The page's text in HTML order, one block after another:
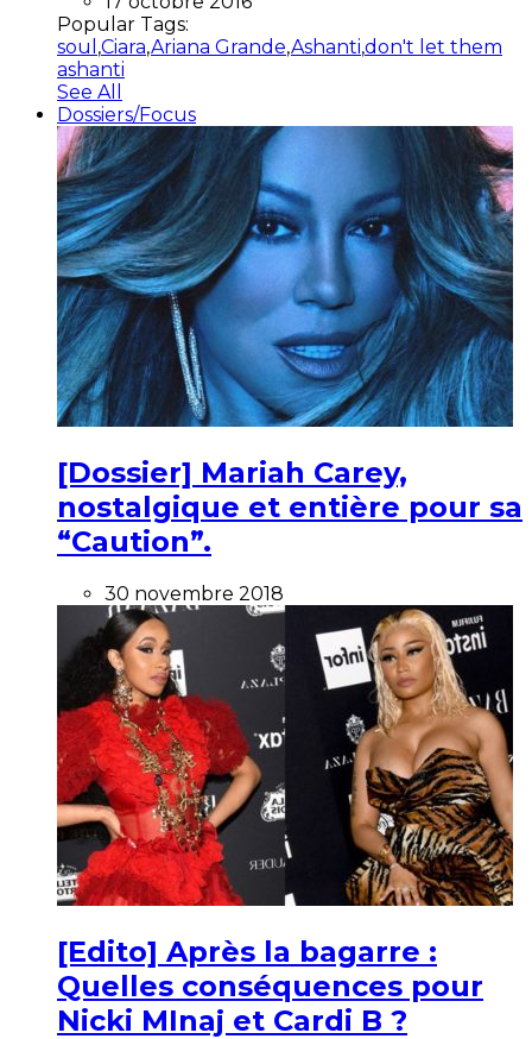
Popular Tags:
soul ,Ciara,Ariana Grande,Ashanti,don't let them
ashanti
See All
Dossiers/Focus
[Dossier] Mariah Carey,
nostalgique et entière pour sa
“Caution”.
30 novembre 2018
[Edito] Après la bagarre :
Quelles conséquences pour
Nicki MInaj et Cardi B ?